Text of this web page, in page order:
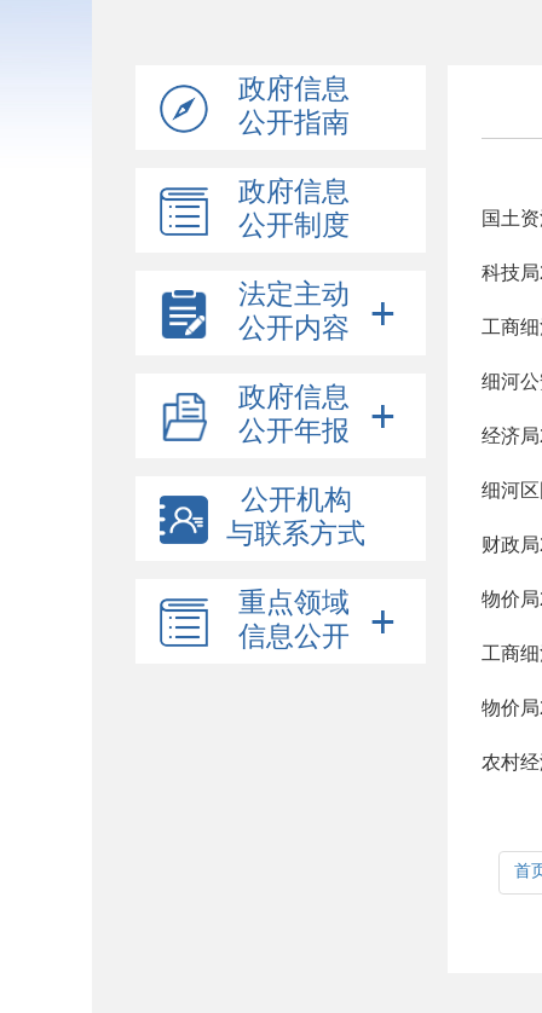
政府信息
公开指南
政府信息
公开制度
法定主动
公开内容
政府信息
公开年报
公开机构
与联系方式
重点领域
信息公开
国土
科技
工商
细河
经济
细河
财政
物价
工商
物价
农村
首